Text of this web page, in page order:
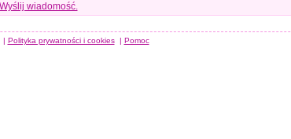
Wyślij wiadomość.
| Polityka prywatności i cookies | Pomoc